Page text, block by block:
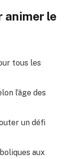
animer le
tous les
l’âge des
un défi
aux